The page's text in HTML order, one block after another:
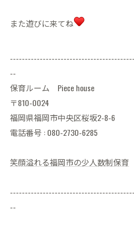
また遊びに来てね
--
保育ルーム Piece house
〒810-0024
福岡県福岡市中央区桜坂2-8-6
電話番号 : 080-2730-6285
笑顔溢れる福岡市の少人数制保育
--